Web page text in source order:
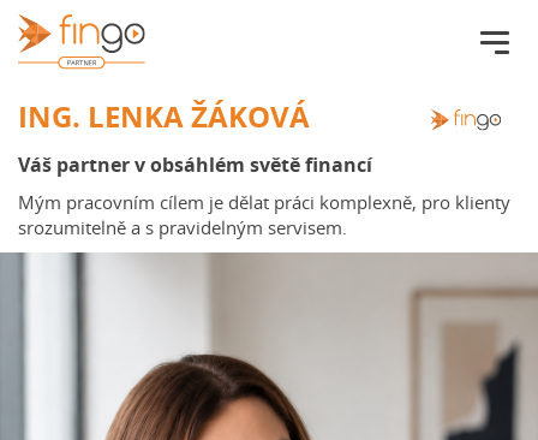
ING. LENKA ŽÁKOVÁ
Váš partner v obsáhlém světě financí
Mým pracovním cílem je dělat práci komplexně, pro klienty
srozumitelně a s pravidelným servisem.